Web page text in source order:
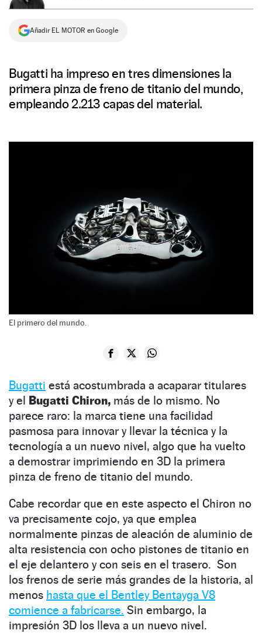
Añadir EL MOTOR en Google
Bugatti ha impreso en tres dimensiones la
primera pinza de freno de titanio del mundo,
empleando 2.213 capas del material.
El primero del mundo.
Bugatti está acostumbrada a acaparar titulares
y el Bugatti Chiron, más de lo mismo. No
parece raro: la marca tiene una facilidad
pasmosa para innovar y llevar la técnica y la
tecnología a un nuevo nivel, algo que ha vuelto
a demostrar imprimiendo en 3D la primera
pinza de freno de titanio del mundo.
Cabe recordar que en este aspecto el Chiron no
va precisamente cojo, ya que emplea
normalmente pinzas de aleación de aluminio de
alta resistencia con ocho pistones de titanio en
el eje delantero y con seis en el trasero. Son
los frenos de serie más grandes de la historia, al
menos hasta que el Bentley Bentayga V8
comience a fabricarse. Sin embargo, la
impresión 3D los lleva a un nuevo nivel.